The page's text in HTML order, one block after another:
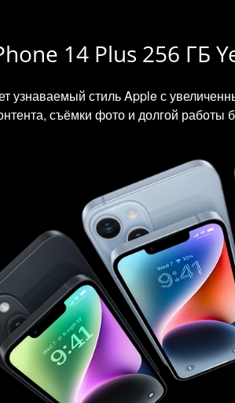
14 Plus 256 ГБ
узнаваемый стиль Apple с
съёмки фото и долгой работы